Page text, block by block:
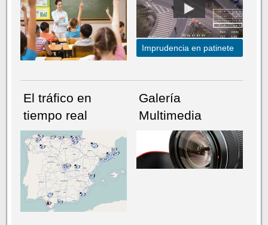
NÚMERO ACTUALHEMEROTECA
Imprudencia en patinete
El tráfico en
tiempo real
Galería
Multimedia